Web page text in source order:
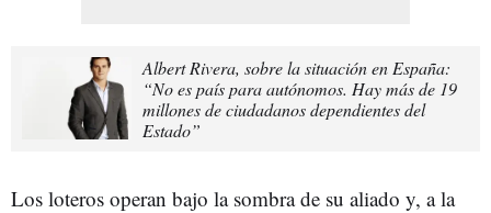
Albert Rivera, sobre la situación en España:
“No es país para autónomos. Hay más de 19
millones de ciudadanos dependientes del
Estado”
Los loteros operan bajo la sombra de su aliado y, a la